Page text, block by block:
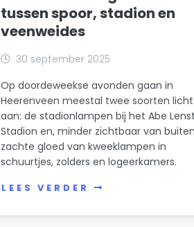
tussen spoor, stadion en
veenweides
30 september 2025
Op doordeweekse avonden gaan in
Heerenveen meestal twee soorten
aan: de stadionlampen bij het Abe
Stadion en, minder zichtbaar van
zachte gloed van kweeklampen in
schuurtjes, zolders en logeerkamers.
LEES VERDER